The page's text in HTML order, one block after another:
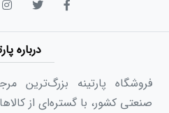
درباره
فروشگاه پارتینه بزرگ‌ترین
صنعتی کشور، با گستره‌ای از